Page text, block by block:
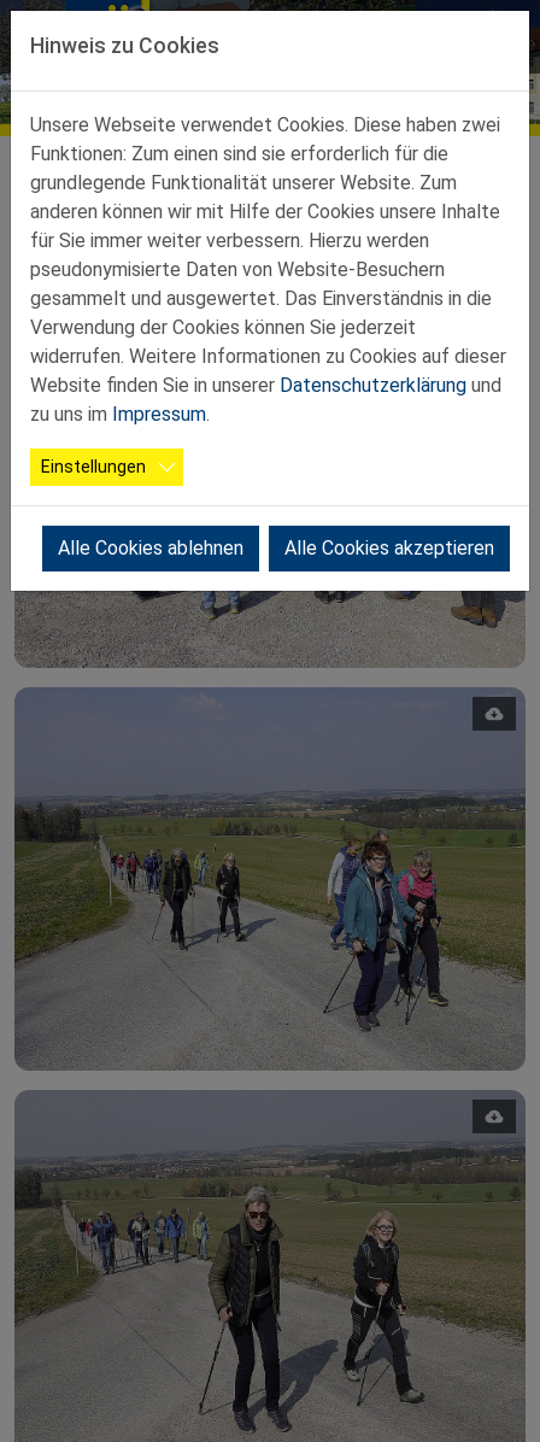
Direkt zur Hauptnavigation springen
Direkt zum Inhalt springen
Bildergalerien
Ortsgruppen
Ortsgruppen-Teilbez-St-Peter-Au Seitenstetten Galerie
2026 03 20 Wanderung Seitenstetten
Hinweis zu Cookies
Unsere Webseite verwendet Cookies. Diese haben zwei
Funktionen: Zum einen sind sie erforderlich für die
grundlegende Funktionalität unserer Website. Zum
anderen können wir mit Hilfe der Cookies unsere Inhalte
für Sie immer weiter verbessern. Hierzu werden
pseudonymisierte Daten von Website-Besuchern
gesammelt und ausgewertet. Das Einverständnis in die
Verwendung der Cookies können Sie jederzeit
widerrufen. Weitere Informationen zu Cookies auf dieser
Website finden Sie in unserer Datenschutzerklärung und
zu uns im Impressum.
Einstellungen
Alle Cookies ablehnen Alle Cookies akzeptieren